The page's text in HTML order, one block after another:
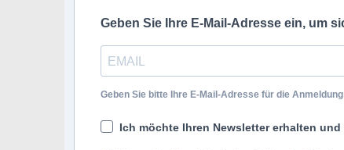
Geben Sie Ihre E-Mail-Adresse ein, um
Geben Sie bitte Ihre E-Mail-Adresse für die Anmeldung
Ich möchte Ihren Newsletter erhalten